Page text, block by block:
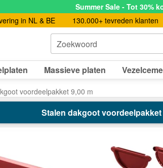
Summer Sale - Tot 30%
in NL & BE 130.000+ tevreden klanten
Zoekwoord
Massieve platen
voordeelpakket 9,00 m
Stalen dakgoot voordeelpakket